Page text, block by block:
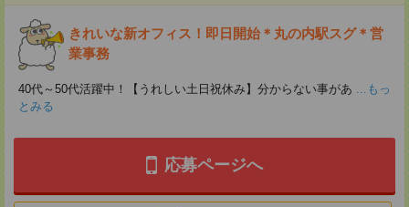
きれいな新オフィス！即日開始＊丸の内駅スグ＊営
業事務
40代～50代活躍中！【うれしい土日祝休み】分からない事があ ...もっ
とみる
応募ページへ